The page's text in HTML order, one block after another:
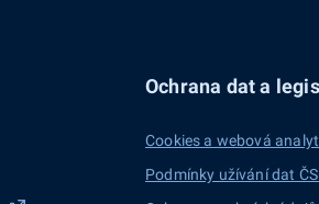
Ochrana dat a
Cookies a webová
Podmínky užívání dat